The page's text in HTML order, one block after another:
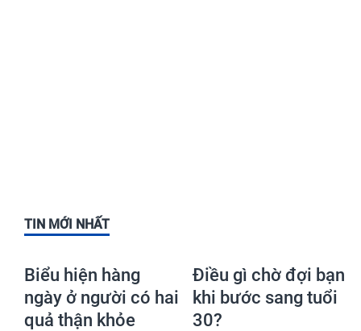
TIN MỚI NHẤT
Biểu hiện hàng
ngày ở người có hai
quả thận khỏe
Điều gì chờ đợi bạn
khi bước sang tuổi
30?